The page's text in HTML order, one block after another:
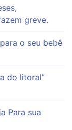
greve.
o seu bebê
do litoral”
Para sua